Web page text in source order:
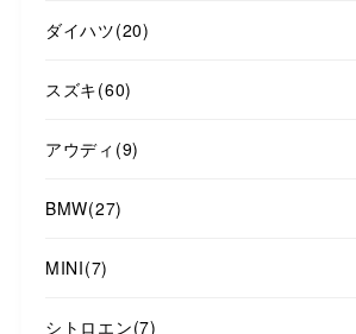
ダイハツ(20)
スズキ(60)
アウディ (9)
BMW(27)
MINI(7)
シトロエン(7)